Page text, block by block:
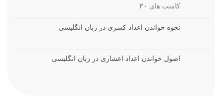
کامنت های ۲۰
نحوه خواندن اعداد کسری در زبان انگلیسی
اصول خواندن اعداد اعشاری در زبان انگلیسی